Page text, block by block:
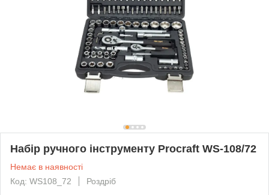
Набір ручного інструменту Procraft WS-108/72
Немає в наявності
Код: WS108_72
Роздріб